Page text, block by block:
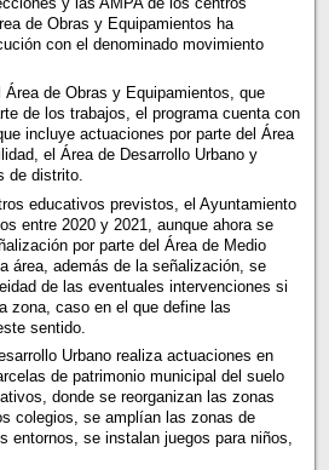
de Obras y Equipamientos ha
con el denominado movimiento
de Obras y Equipamientos, que
de los trabajos, el programa cuenta con
incluye actuaciones por parte del Área
el Área de Desarrollo Urbano y
de distrito.
educativos previstos, el Ayuntamiento
entre 2020 y 2021, aunque ahora se
por parte del Área de Medio
área, además de la señalización, se
de las eventuales intervenciones si
zona, caso en el que define las
sentido.
Urbano realiza actuaciones en
de patrimonio municipal del suelo
donde se reorganizan las zonas
colegios, se amplían las zonas de
entornos, se instalan juegos para niños,